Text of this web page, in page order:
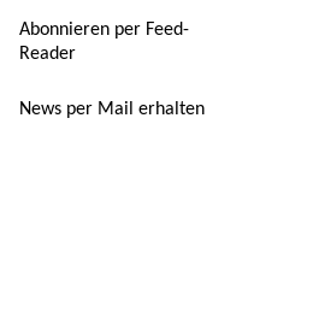
Abonnieren per Feed-
Reader
News per Mail erhalten